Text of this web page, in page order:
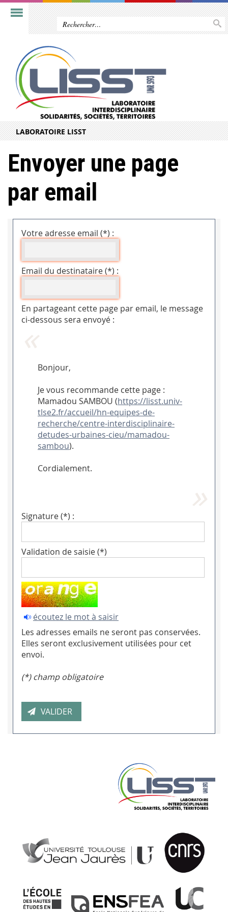
LABORATOIRE LISST
Envoyer une page
par email
Votre adresse email (*) :
Email du destinataire (*) :
En partageant cette page par email, le message
ci-dessous sera envoyé :
Bonjour,
Je vous recommande cette page :
Mamadou SAMBOU (https://lisst.univ-
tlse2.fr/accueil/hn-equipes-de-
recherche/centre-interdisciplinaire-
detudes-urbaines-cieu/mamadou-
sambou).
Cordialement.
Signature (*) :
Validation de saisie (*)
écoutez le mot à saisir
Les adresses emails ne seront pas conservées.
Elles seront exclusivement utilisées pour cet
envoi.
(*) champ obligatoire